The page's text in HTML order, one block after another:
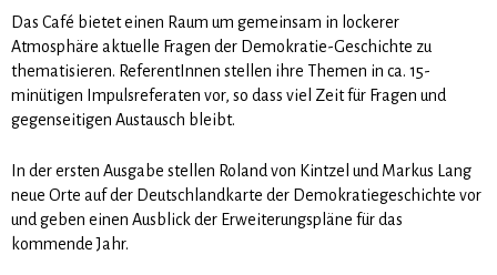
Das Café bietet einen Raum um gemeinsam in lockerer
Atmosphäre aktuelle Fragen der Demokratie-Geschichte zu
thematisieren. ReferentInnen stellen ihre Themen in ca. 15-
minütigen Impulsreferaten vor, so dass viel Zeit für Fragen und
gegenseitigen Austausch bleibt.
In der ersten Ausgabe stellen Roland von Kintzel und Markus Lang
neue Orte auf der Deutschlandkarte der Demokratiegeschichte vor
und geben einen Ausblick der Erweiterungspläne für das
kommende Jahr.